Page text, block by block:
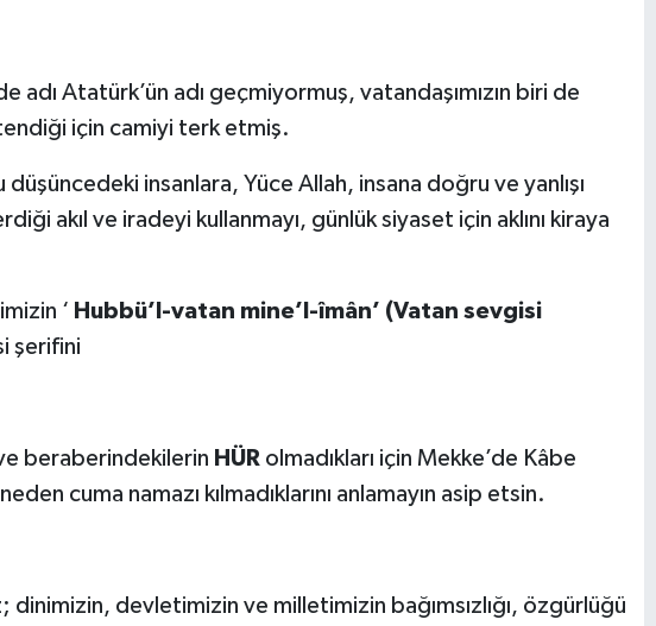
adı Atatürk’ün adı geçmiyormuş, vatandaşımızın biri de
için camiyi terk etmiş.
insanlara, Yüce Allah, insana doğru ve yanlışı
akıl ve iradeyi kullanmayı, günlük siyaset için aklını kiraya
‘ Hubbü’l-vatan mine’l-îmân’ (Vatan sevgisi
şerifini
beraberindekilerin HÜR olmadıkları için Mekke’de Kâbe
cuma namazı kılmadıklarını anlamayın asip etsin.
dinimizin, devletimizin ve milletimizin bağımsızlığı, özgürlüğü